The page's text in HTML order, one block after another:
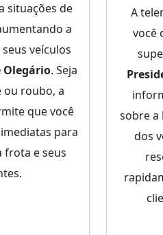
situações de
a
veículos
Olegário. Seja
ou roubo, a
que você
para
frota e seus
A
você
sobre a
dos